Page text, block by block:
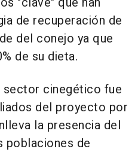
de recuperación de
del conejo ya que
de su dieta.
sector cinegético fue
del proyecto por
la presencia del
poblaciones de